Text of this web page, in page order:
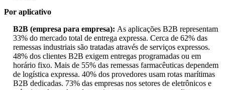
Por aplicativo
B2B (empresa para empresa): As aplicações B2B representam
33% do mercado total de entrega expressa. Cerca de 62% das
remessas industriais são tratadas através de serviços expressos.
48% dos clientes B2B exigem entregas programadas ou em
horário fixo. Mais de 55% das remessas farmacêuticas dependem
de logística expressa. 40% dos provedores usam rotas marítimas
B2B dedicadas. 73% das empresas nos setores de eletrônicos e